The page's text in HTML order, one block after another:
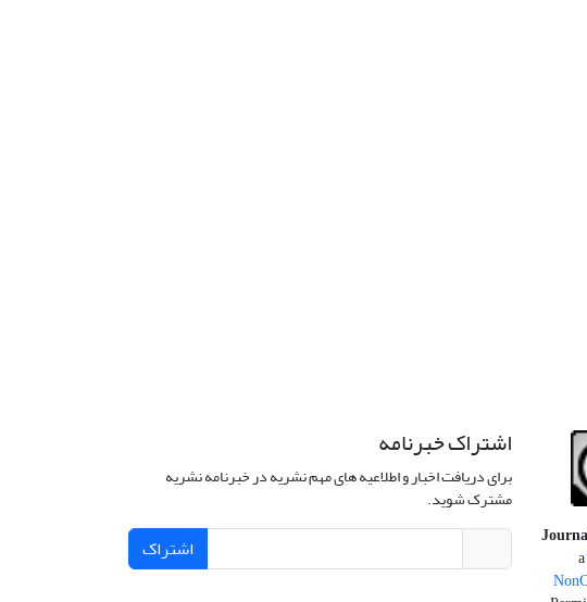
a
اشتراک خبرنامه
برای دریافت اخبار و اطلاعیه های مهم نشریه در خبرنامه نشریه
مشترک شوید.
اشتراک